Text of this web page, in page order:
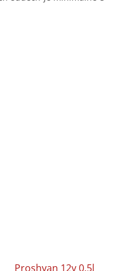
Proshyan 12y 0,5l